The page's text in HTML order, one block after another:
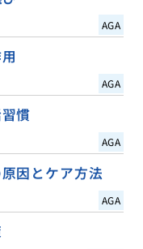
AGA
AGA
慣
AGA
因とケア方法
AGA